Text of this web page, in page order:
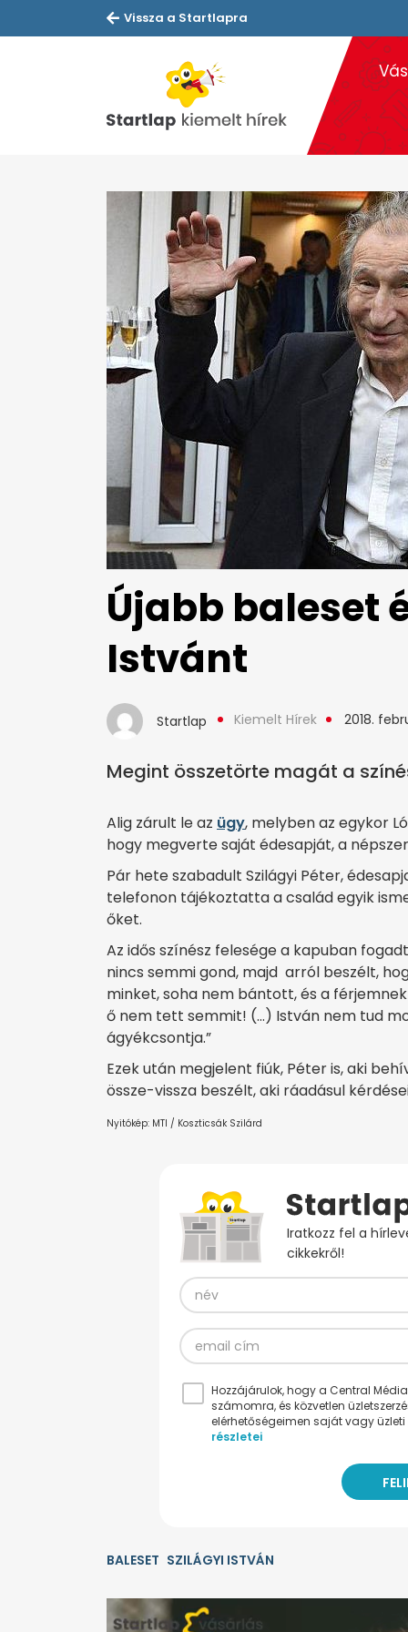
Vissza a Startlapra
Újabb baleset
Istvánt
Startlap Kiemelt Hírek 2018.
Megint összetörte magát a
Alig zárult le az ügy, melyben az egykor
hogy megverte saját édesapját, a
Pár hete szabadult Szilágyi Péter,
telefonon tájékoztatta a család egyik
őket.
Az idős színész felesége a kapuban
nincs semmi gond, majd arról beszélt,
minket, soha nem bántott, és a
ő nem tett semmit! (…) István nem tud
ágyékcsontja.”
Ezek után megjelent fiúk, Péter is, aki
össze-vissza beszélt, aki ráadásul
Nyitókép: MTI / Koszticsák Szilárd
Iratkozz fel a
cikkekről!
Hozzájárulok, hogy a Central
számomra, és közvetlen
elérhetőségeimen saját vagy
részletei
BALESET SZILÁGYI ISTVÁN